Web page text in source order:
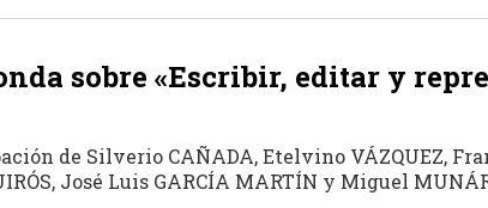
sobre «Escribir, editar y
de Silverio CAÑADA, Etelvino VÁZQUEZ,
José Luis GARCÍA MARTÍN y Miguel